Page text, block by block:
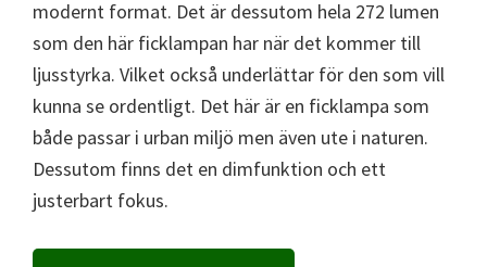
modernt format. Det är dessutom hela 272 lumen
som den här ficklampan har när det kommer till
ljusstyrka. Vilket också underlättar för den som vill
kunna se ordentligt. Det här är en ficklampa som
både passar i urban miljö men även ute i naturen.
Dessutom finns det en dimfunktion och ett
justerbart fokus.